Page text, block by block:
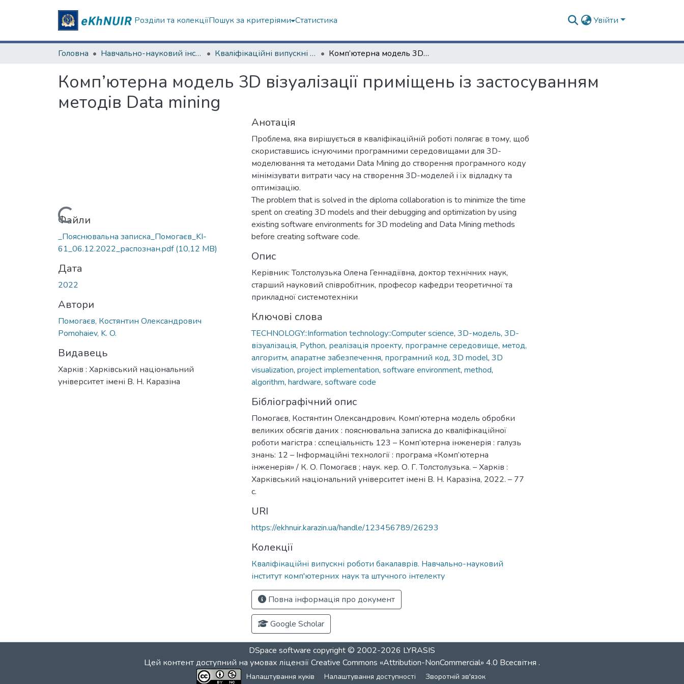
Розділи та колекціїПошук за критеріями Статистика Увійти
Головна Навчально-науковий інститут комп'ютерних наук та штучного інтелекту Кваліфікаційні випускні роботи бакалаврів. Навчально-науковий інститут комп'ютерних наук та штучного інтелекту Комп’ютерна модель 3D візуалізації приміщень із застосуванням методів Data mining
Комп’ютерна модель 3D візуалізації приміщень із застосуванням
методів Data mining
Вантажиться...
Файли
_Пояснювальна записка_Помогаєв_KI-
61_06.12.2022_распознан.pdf(10,12 MB)
Дата
2022
Автори
Помогаєв, Костянтин Олександрович
Pomohaiev, K. O.
Видавець
Харків : Харківський національний
університет імені В. Н. Каразіна
Анотація
Проблема, яка вирішується в кваліфікаційній роботі полягає в тому, щоб
скориставшись існуючими програмними середовищами для 3D-
моделювання та методами Data Mining до створення програмного коду
мінімізувати витрати часу на створення 3D-моделей і їх відладку та
оптимізацію.
The problem that is solved in the diploma collaboration is to minimize the time
spent on creating 3D models and their debugging and optimization by using
existing software environments for 3D modeling and Data Mining methods
before creating software code.
Опис
Керівник: Толстолузька Олена Геннадіївна, доктор технічних наук,
старший науковий співробітник, професор кафедри теоретичної та
прикладної системотехніки
Ключові слова
TECHNOLOGY::Information technology::Computer science, 3D-модель, 3D-
візуалізація, Python, реалізація проекту, програмне середовище, метод,
алгоритм, апаратне забезпечення, програмний код, 3D model, 3D
visualization, project implementation, software environment, method,
algorithm, hardware, software code
Бібліографічний опис
Помогаєв, Костянтин Олександрович. Комп’ютерна модель обробки
великих обсягів даних : пояснювальна записка до кваліфікаційної
роботи магістра : сспеціальність 123 – Комп’ютерна інженерія : галузь
знань: 12 – Інформаційні технології : програма «Комп’ютерна
інженерія» / К. О. Помогаєв ; наук. кер. О. Г. Толстолузька. – Харків :
Харківський національний університет імені В. Н. Каразіна, 2022. – 77
с.
URI
https://ekhnuir.karazin.ua/handle/123456789/26293
Колекції
Кваліфікаційні випускні роботи бакалаврів. Навчально-науковий
інститут комп'ютерних наук та штучного інтелекту
Повна інформація про документ
Google Scholar
DSpace software copyright © 2002-2026 LYRASIS
Цей контент доступний на умовах ліцензіїCreative Commons «Attribution-NonCommercial» 4.0 Всесвітня .
Налаштування куків Налаштування доступності Зворотній зв'язок